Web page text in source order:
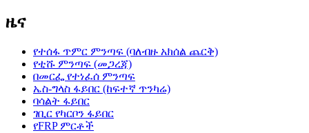
ዜና
የተሰፋ ጥምር ምንጣፍ (ባለብዙ አክሰል ጨርቅ)
የቲሹ ምንጣፍ (መጋረጃ)
በመርፌ የተነፈሰ ምንጣፍ
ኤስ-ግላስ ፋይበር (ከፍተኛ ጥንካሬ)
ባሳልት ፋይበር
ገቢር የካርቦን ፋይበር
የFRP ምርቶች